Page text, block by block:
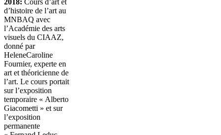
2018: Cours d’art et
d’histoire de l’art au
MNBAQ avec
l’Académie des arts
visuels du CIAAZ,
donné par
HeleneCaroline
Fournier, experte en
art et théoricienne de
l’art. Le cours portait
sur l’exposition
temporaire « Alberto
Giacometti » et sur
l’exposition
permanente